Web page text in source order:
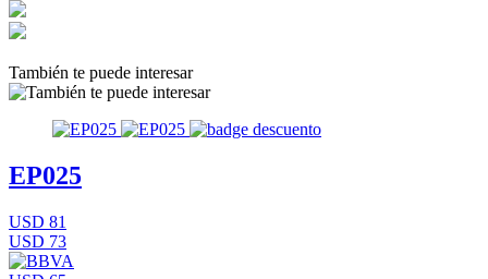
También te puede interesar
EP025
USD 81
USD 73